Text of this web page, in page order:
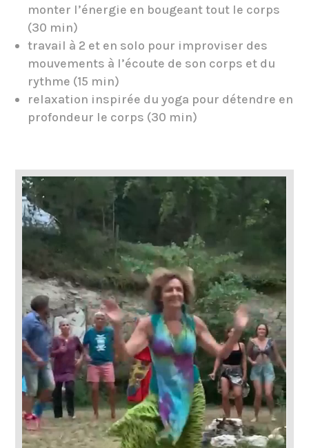
monter l’énergie en bougeant tout le corps
(30 min)
travail à 2 et en solo pour improviser des
mouvements à l’écoute de son corps et du
rythme (15 min)
relaxation inspirée du yoga pour détendre en
profondeur le corps (30 min)